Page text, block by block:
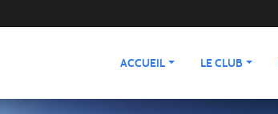
ACCUEIL LE CLUB